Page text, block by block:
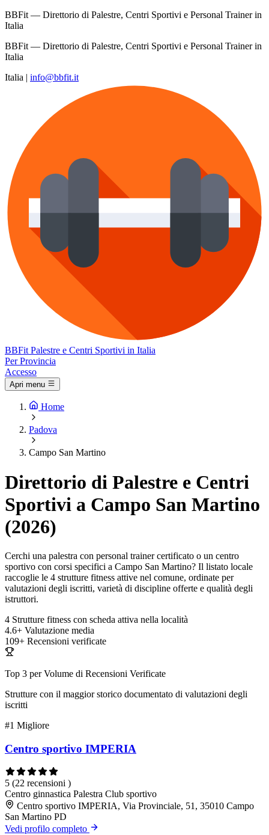
BBFit — Direttorio di Palestre, Centri Sportivi e Personal Trainer in
Italia
BBFit — Direttorio di Palestre, Centri Sportivi e Personal Trainer in
Italia
Italia | info@bbfit.it
BBFit Palestre e Centri Sportivi in Italia
Per Provincia
Accesso
Apri menu
Home
Padova
Campo San Martino
Direttorio di Palestre e Centri
Sportivi a Campo San Martino
(2026)
Cerchi una palestra con personal trainer certificato o un centro
sportivo con corsi specifici a Campo San Martino? Il listato locale
raccoglie le 4 strutture fitness attive nel comune, ordinate per
valutazioni degli iscritti, varietà di discipline offerte e qualità degli
istruttori.
4 Strutture fitness con scheda attiva nella località
4.6+ Valutazione media
109+ Recensioni verificate
Top 3 per Volume di Recensioni Verificate
Strutture con il maggior storico documentato di valutazioni degli
iscritti
#1 Migliore
Centro sportivo IMPERIA
5 (22 recensioni )
Centro ginnastica Palestra Club sportivo
Centro sportivo IMPERIA, Via Provinciale, 51, 35010 Campo
San Martino PD
Vedi profilo completo